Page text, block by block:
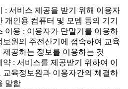
: 서비스 제공을 받기 위해 이용자
개인용 컴퓨터 및 모뎀 등의 기기
이용 : 이용자가 단말기를 이용하
보원의 주전산기에 접속하여 교육
제공하는 정보를 이용하는 것
: 서비스를 제공받기 위하여 이
교육정보원과 이용자간의 체결하
말함